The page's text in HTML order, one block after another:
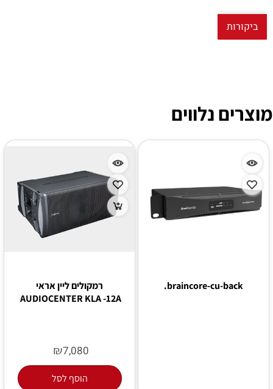
ביקורות
מוצרים נלווים
braincore-cu-back.
רמקולים ליין אראי
AUDIOCENTER KLA -12A
₪7,080
הוסף לסל